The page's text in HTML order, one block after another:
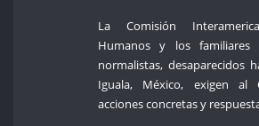
La Comisión
Humanos y los
normalistas, desaparecidos
Iguala, México, exigen al
acciones concretas y